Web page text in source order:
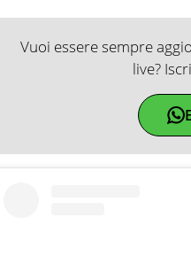
Vuoi essere sempre
live?